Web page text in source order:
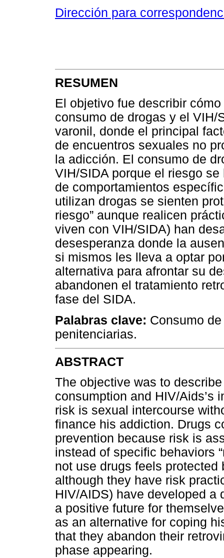
Dirección para
RESUMEN
El objetivo fue describir
consumo de drogas y el VIH/
varonil, donde el principal
de encuentros sexuales no
la adicción. El consumo de
VIH/SIDA porque el riesgo se
de comportamientos
utilizan drogas se sienten
riesgo” aunque realicen
viven con VIH/SIDA) han
desesperanza donde la
si mismos les lleva a optar
alternativa para afrontar su
abandonen el tratamiento
fase del SIDA.
Palabras clave: Consumo
penitenciarias.
ABSTRACT
The objective was to
consumption and HIV/Aids’s
risk is sexual intercourse
finance his addiction. Drugs
prevention because risk is
instead of specific behaviors
not use drugs feels protected
although they have risk
HIV/AIDS) have developed a
a positive future for
as an alternative for coping
that they abandon their
phase appearing.